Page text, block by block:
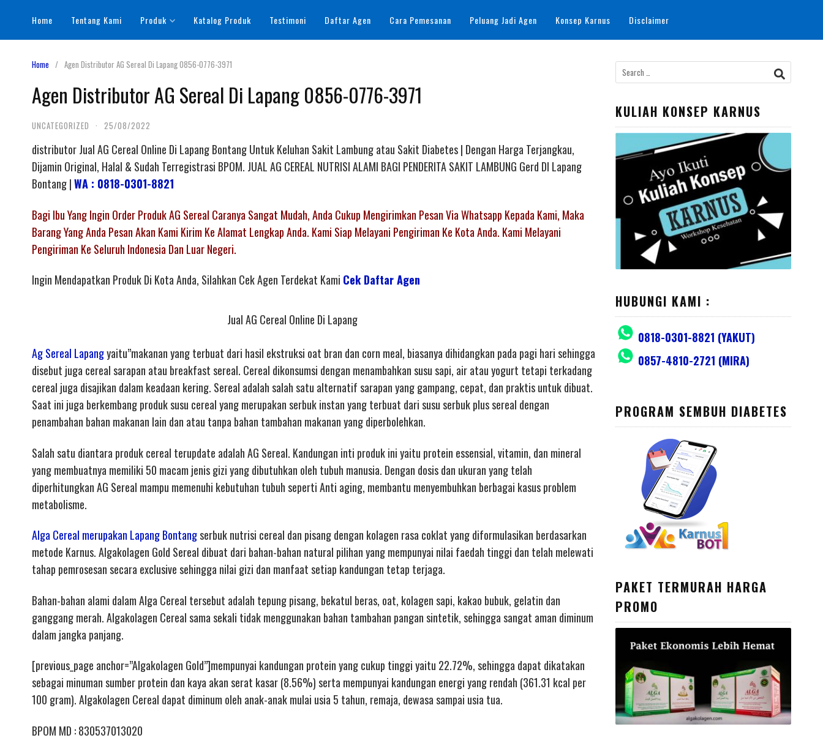
content
Home Tentang Kami Produk Katalog Produk Testimoni Daftar Agen Cara Pemesanan Peluang Jadi Agen Konsep Karnus Disclaimer
Home Agen Distributor AG Sereal Di Lapang 0856-0776-3971
Agen Distributor AG Sereal Di Lapang 0856-0776-3971
UNCATEGORIZED · 25/08/2022
distributor Jual AG Cereal Online Di Lapang Bontang Untuk Keluhan Sakit Lambung atau Sakit Diabetes | Dengan Harga Terjangkau,
Dijamin Original, Halal & Sudah Terregistrasi BPOM. JUAL AG CEREAL NUTRISI ALAMI BAGI PENDERITA SAKIT LAMBUNG Gerd DI Lapang
Bontang |WA : 0818-0301-8821
Bagi Ibu Yang Ingin Order Produk AG Sereal Caranya Sangat Mudah, Anda Cukup Mengirimkan Pesan Via Whatsapp Kepada Kami, Maka
Barang Yang Anda Pesan Akan Kami Kirim Ke Alamat Lengkap Anda. Kami Siap Melayani Pengiriman Ke Kota Anda. Kami Melayani
Pengiriman Ke Seluruh Indonesia Dan Luar Negeri.
Ingin Mendapatkan Produk Di Kota Anda, Silahkan Cek Agen Terdekat Kami Cek Daftar Agen
Jual AG Cereal Online Di Lapang
Ag Sereal Lapangyaitu”makanan yang terbuat dari hasil ekstruksi oat bran dan corn meal, biasanya dihidangkan pada pagi hari sehingga
disebut juga cereal sarapan atau breakfast sereal. Cereal dikonsumsi dengan menambahkan susu sapi, air atau yogurt tetapi terkadang
cereal juga disajikan dalam keadaan kering. Sereal adalah salah satu alternatif sarapan yang gampang, cepat, dan praktis untuk dibuat.
Saat ini juga berkembang produk susu cereal yang merupakan serbuk instan yang terbuat dari susu serbuk plus sereal dengan
penambahan bahan makanan lain dan atau tanpa bahan tambahan makanan yang diperbolehkan.
Salah satu diantara produk cereal terupdate adalah AG Sereal. Kandungan inti produk ini yaitu protein essensial, vitamin, dan mineral
yang membuatnya memiliki 50 macam jenis gizi yang dibutuhkan oleh tubuh manusia. Dengan dosis dan ukuran yang telah
diperhitungkan AG Sereal mampu memenuhi kebutuhan tubuh seperti Anti aging, membantu menyembuhkan berbagai kasus problem
metabolisme.
Alga Cereal merupakan Lapang Bontangserbuk nutrisi cereal dan pisang dengan kolagen rasa coklat yang diformulasikan berdasarkan
metode Karnus. Algakolagen Gold Sereal dibuat dari bahan-bahan natural pilihan yang mempunyai nilai faedah tinggi dan telah melewati
tahap pemrosesan secara exclusive sehingga nilai gizi dan manfaat setiap kandungan tetap terjaga.
Bahan-bahan alami dalam Alga Cereal tersebut adalah tepung pisang, bekatul beras, oat, kolagen sapi, kakao bubuk, gelatin dan
ganggang merah. Algakolagen Cereal sama sekali tidak menggunakan bahan tambahan pangan sintetik, sehingga sangat aman diminum
dalam jangka panjang.
[previous_page anchor=”Algakolagen Gold”]mempunyai kandungan protein yang cukup tinggi yaitu 22.72%, sehingga dapat dikatakan
sebagai minuman sumber protein dan kaya akan serat kasar (8.56%) serta mempunyai kandungan energi yang rendah (361.31 kcal per
100 gram). Algakolagen Cereal dapat diminum oleh anak-anak mulai usia 5 tahun, remaja, dewasa sampai usia tua.
BPOM MD : 830537013020
Search
for:
KULIAH KONSEP KARNUS
HUBUNGI KAMI :
0818-0301-8821 (YAKUT)
0857-4810-2721 (MIRA)
PROGRAM SEMBUH DIABETES
PAKET TERMURAH HARGA
PROMO